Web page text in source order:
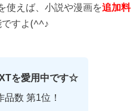
えば、 小説や漫画を追加料
すよ(^^♪
を愛用中です☆
品数 第1位！